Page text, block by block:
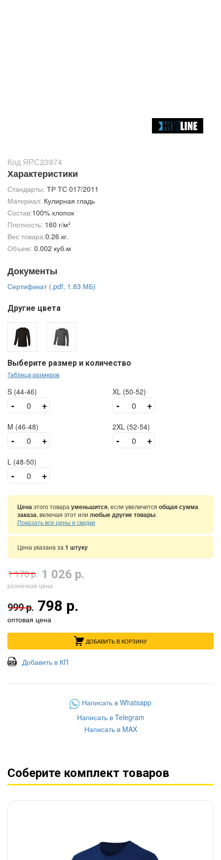
Код ЯРС23974
Характеристики
Стандарты: ТР ТС 017/2011
Материал: Кулирная гладь
Состав:100% хлопок
Плотность: 160 г/м²
Вес товара:0.26 кг.
Объем: 0.002 куб.м
Документы
Сертификат (.pdf, 1.83 МБ)
Другие цвета
Выберите размер и количество
Таблица размеров
S (44-46)
- +
M (46-48)
- +
L (48-50)
- +
XL (50-52)
- +
2XL (52-54)
- +
Ценаэтого товара уменьшится, если увеличится общая сумма
заказа, включая этот или любые другие товары.
Показать все цены и скидки
Цена указана за 1 штуку
1 170 р. 1 026 р.
розничная цена
999 р. 798 р.
оптовая цена
ДОБАВИТЬ В КОРЗИНУ
Добавить в КП
Написать в Whatsapp
Написать в Telegram
Написать в MAX
Соберите комплект товаров